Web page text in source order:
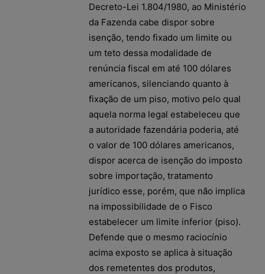
Decreto-Lei 1.804/1980, ao Ministério
da Fazenda cabe dispor sobre
isenção, tendo fixado um limite ou
um teto dessa modalidade de
renúncia fiscal em até 100 dólares
americanos, silenciando quanto à
fixação de um piso, motivo pelo qual
aquela norma legal estabeleceu que
a autoridade fazendária poderia, até
o valor de 100 dólares americanos,
dispor acerca de isenção do imposto
sobre importação, tratamento
jurídico esse, porém, que não implica
na impossibilidade de o Fisco
estabelecer um limite inferior (piso).
Defende que o mesmo raciocínio
acima exposto se aplica à situação
dos remetentes dos produtos,